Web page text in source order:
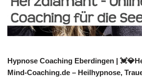
Hypnose Coaching Eberdingen |
Mind-Coaching.de – Heilhypnose,